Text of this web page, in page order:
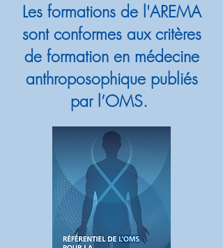
Les formations de l'AREMA
sont conformes aux critères
de formation en médecine
anthroposophique publiés
par l’OMS.